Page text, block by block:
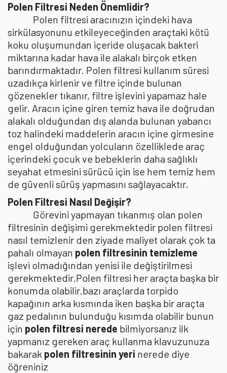
Polen Filtresi Neden Önemlidir?
Polen filtresi aracınızın içindeki hava
sirkülasyonunu etkileyeceğinden araçtaki kötü
koku oluşumundan içeride oluşacak bakteri
miktarına kadar hava ile alakalı birçok etken
barındırmaktadır. Polen filtresi kullanım süresi
uzadıkça kirlenir ve filtre içinde bulunan
gözenekler tıkanır, filtre işlevini yapamaz hale
gelir. Aracın içine giren temiz hava ile doğrudan
alakalı olduğundan dış alanda bulunan yabancı
toz halindeki maddelerin aracın içine girmesine
engel olduğundan yolcuların özelliklede araç
içerindeki çocuk ve bebeklerin daha sağlıklı
seyahat etmesini sürücü için ise hem temiz hem
de güvenli sürüş yapmasını sağlayacaktır.
Polen Filtresi Nasıl Değişir?
Görevini yapmayan tıkanmış olan polen
filtresinin değişimi gerekmektedir polen filtresi
nasıl temizlenir den ziyade maliyet olarak çok ta
pahalı olmayan polen filtresinin temizleme
işlevi olmadığından yenisi ile değiştirilmesi
gerekmektedir.Polen filtresi her araçta başka bir
konumda olabilir.bazı araçlarda torpido
kapağının arka kısmında iken başka bir araçta
gaz pedalının bulunduğu kısımda olabilir bunun
için polen filtresi nerede bilmiyorsanız ilk
yapmanız gereken araç kullanma klavuzunuza
bakarak polen filtresinin yeri nerede diye
öğreniniz